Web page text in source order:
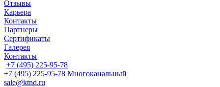
Отзывы
Карьера
Контакты
Партнеры
Сертификаты
Галерея
Контакты
+7 (495) 225-95-78
+7 (495) 225-95-78 Многоканальный
sale@ktnd.ru